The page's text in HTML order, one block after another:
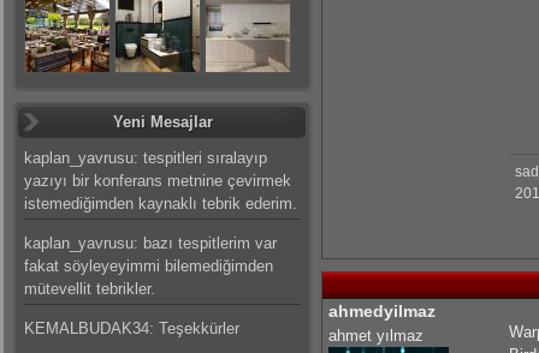
ahmedyilmaz
ahmet yılmaz
Yeni Mesajlar
kaplan_yavrusu: tespitleri sıralayıp
yazıyı bir konferans metnine çevirmek
istemediğimden kaynaklı tebrik ederim.
kaplan_yavrusu: bazı tespitlerim var
fakat söyleyeyimmi bilemediğimden
mütevellit tebrikler.
KEMALBUDAK34: Teşekkürler